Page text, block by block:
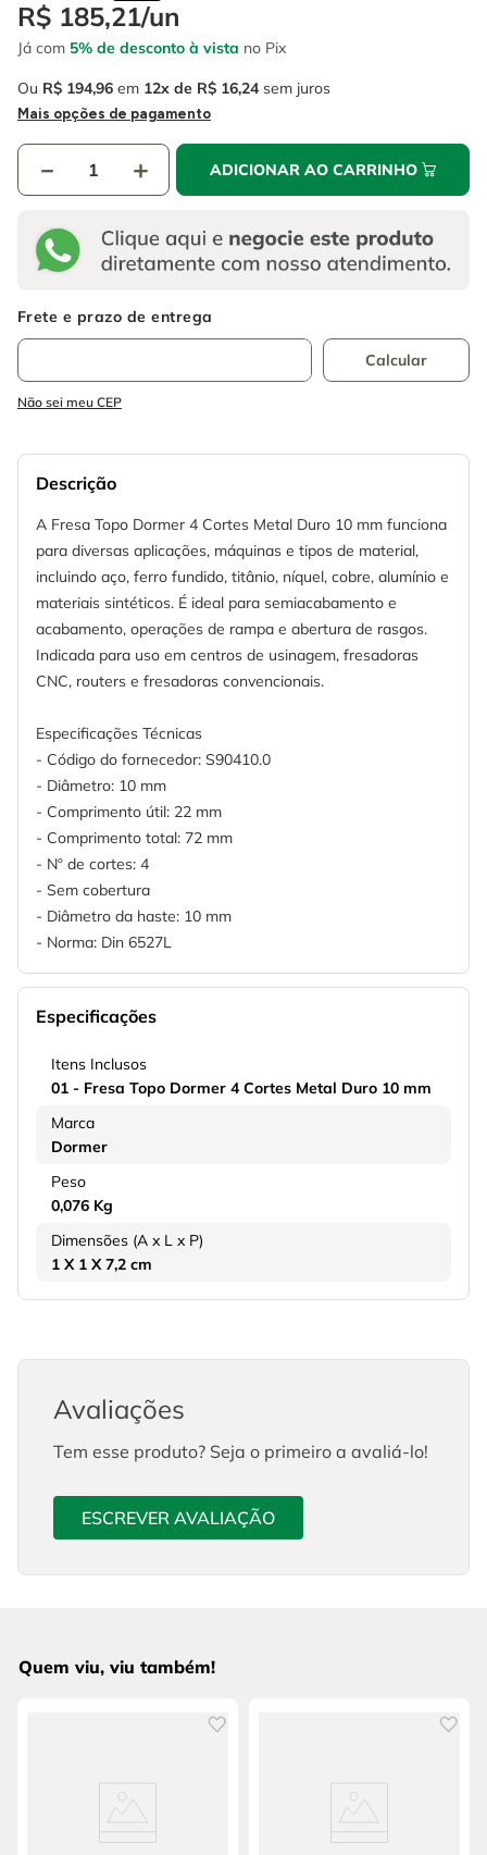
R$ 185,21/un
Já com 5% de desconto à vista no Pix
Ou R$ 194,96 em 12 R$ 16,24sem juros
Mais opções de pagamento
＋
－ ADICIONAR AO CARRINHO
Não sei meu CEP
Descrição
A Fresa Topo Dormer 4 Cortes Metal Duro 10 mm funciona
para diversas aplicações, máquinas e tipos de material,
incluindo aço, ferro fundido, titânio, níquel, cobre, alumínio e
materiais sintéticos. É ideal para semiacabamento e
acabamento, operações de rampa e abertura de rasgos.
Indicada para uso em centros de usinagem, fresadoras
CNC, routers e fresadoras convencionais.
Especificações Técnicas
- Código do fornecedor: S90410.0
- Diâmetro: 10 mm
- Comprimento útil: 22 mm
- Comprimento total: 72 mm
- Nº de cortes: 4
- Sem cobertura
- Diâmetro da haste: 10 mm
- Norma: Din 6527L
Especificações
Itens Inclusos
01 - Fresa Topo Dormer 4 Cortes Metal Duro 10 mm
Marca
Dormer
Peso
0,076 Kg
Dimensões (A x L x P)
1 X 1 X 7,2 cm
Avaliações
Tem esse produto? Seja o primeiro a avaliá-lo!
ESCREVER AVALIAÇÃO
Quem viu, viu também!
6 fio
7º chave impacto
8º disco corte
serra copo
º escada
º serra circular
º fio
disco corte
serra copo